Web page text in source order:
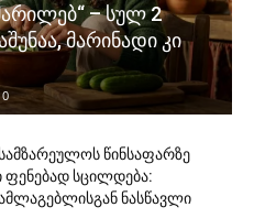
– სულ 2
მარინადი კი
0
წინსაფარზე
ფენებად სცილდება:
ნასწავლი